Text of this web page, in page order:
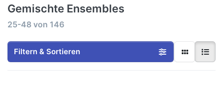
Gemischte Ensembles
25-48 von 146
Filtern & Sortieren